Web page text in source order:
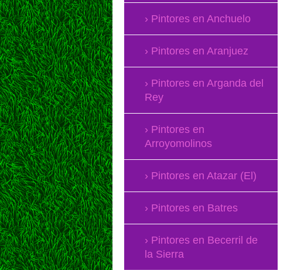
Pintores en Anchuelo
Pintores en Aranjuez
Pintores en Arganda del
Rey
Pintores en
Arroyomolinos
Pintores en Atazar (El)
Pintores en Batres
Pintores en Becerril de
la Sierra